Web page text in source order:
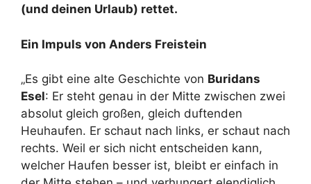
(und deinen Urlaub) rettet.
Ein Impuls von Anders Freistein
„Es gibt eine alte Geschichte von Buridans
Esel: Er steht genau in der Mitte zwischen zwei
absolut gleich großen, gleich duftenden
Heuhaufen. Er schaut nach links, er schaut nach
rechts. Weil er sich nicht entscheiden kann,
welcher Haufen besser ist, bleibt er einfach in